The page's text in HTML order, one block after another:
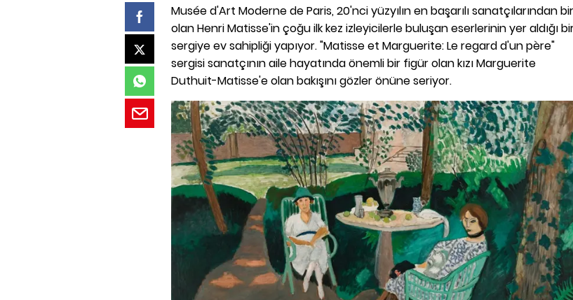
Musée d'Art Moderne de Paris, 20'nci yüzyılın en başarılı sanatçılarından
olan Henri Matisse'in çoğu ilk kez izleyicilerle buluşan eserlerinin yer aldığı
sergiye ev sahipliği yapıyor. "Matisse et Marguerite: Le regard d'un père"
sergisi sanatçının aile hayatında önemli bir figür olan kızı Marguerite
Duthuit-Matisse'e olan bakışını gözler önüne seriyor.